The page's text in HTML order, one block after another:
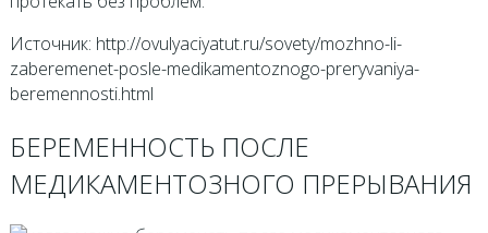
Источник: http://ovulyaciyatut.ru/sovety/mozhno-li-
zaberemenet-posle-medikamentoznogo-preryvaniya-
beremennosti.html
БЕРЕМЕННОСТЬ ПОСЛЕ
МЕДИКАМЕНТОЗНОГО ПРЕРЫВАНИЯ